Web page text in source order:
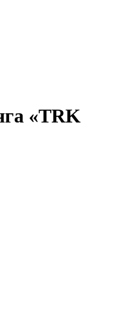
«TRK